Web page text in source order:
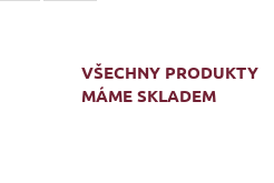
VŠECHNY PRODUKTY
MÁME SKLADEM